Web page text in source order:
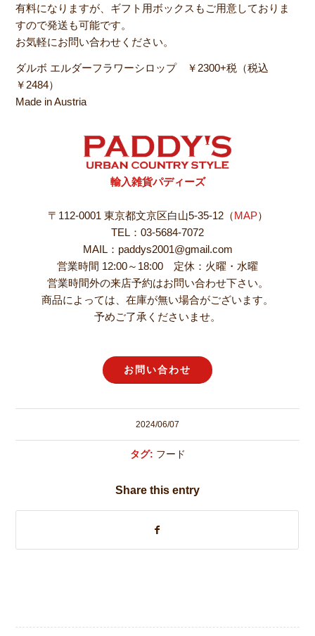
有料になりますが、ギフト用ボックスもご用意しておりま
すので発送も可能です。
お気軽にお問い合わせください。
ダルボ エルダーフラワーシロップ ￥2300+税（税込
￥2484）
Made in Austria
輸入雑貨パディーズ
〒112-0001 東京都文京区白山5-35-12（MAP）
TEL：03-5684-7072
MAIL：paddys2001@gmail.com
営業時間 12:00～18:00 定休：火曜・水曜
営業時間外の来店予約はお問い合わせ下さい。
商品によっては、在庫が無い場合がございます。
予めご了承くださいませ。
お問い合わせ
2024/06/07
タグ: フード
Share this entry